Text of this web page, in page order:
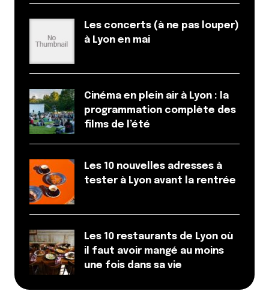
une ville ne peut pas interdire la consommation
d’alcool sur la totalité de son territoire.
Répondre
J’ai été emmerdé par des agents de police
j’imagine… ^^
Par contre j’ai trouvé la parade contre ça en
mettant du vin dans des bouteilles de jus de
fruits, ou des mélanges un peu moins softs
bouteilles de bières ou d’alcool
reconnaissables, ça passe facile
Riquet
10 juin 2016 à 18 h 15 min
Les concerts (à ne pas louper)
à Lyon en mai
Cinéma en plein air à Lyon : la
programmation complète des
films de l’été
Les 10 nouvelles adresses à
tester à Lyon avant la rentrée
Les 10 restaurants de Lyon où
il faut avoir mangé au moins
une fois dans sa vie